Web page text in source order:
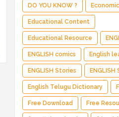
DO YOU KNOW ?
Educational Content
Educational Resource
ENGLISH comics English
ENGLISH Stories ENGLISH
English Telugu Dictionary
Free Download Free